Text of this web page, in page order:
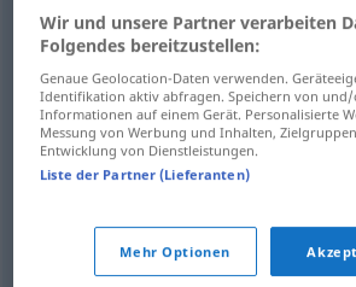
fallen(an ACUS) recaeren
entfallen(auf ACUS) recaer en
rückfälligwerden recaer JUR
Wir und unsere Partner verarbeiten
Folgendes bereitzustellen:
Genaue Geolocation-Daten verwenden.
Identifikation aktiv abfragen. Speichern von
Informationen auf einem Gerät. Personalisierte
Messung von Werbung und Inhalten,
Entwicklung von Dienstleistungen.
Liste der Partner (Lieferanten)
Mehr Optionen